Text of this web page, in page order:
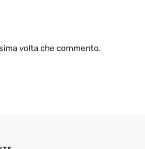
volta che commento.